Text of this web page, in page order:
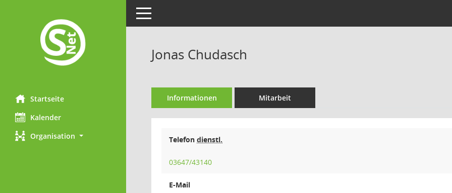
Startseite
Kalender
Organisation
Toggle navigation
Jonas Chudasch
Informationen Mitarbeit
Telefon dienstl.
03647/43140
E-Mail